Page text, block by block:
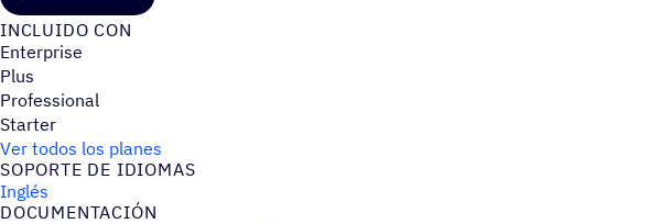
INCLUIDO CON
Enterprise
Plus
Professional
Starter
Ver todos los planes
SOPORTE DE IDIOMAS
Inglés
DOCU­MEN­TA­CIÓN